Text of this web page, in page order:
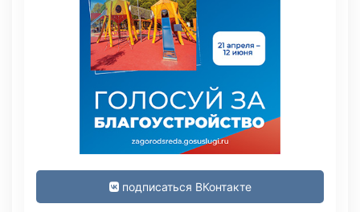
подписаться ВКонтакте